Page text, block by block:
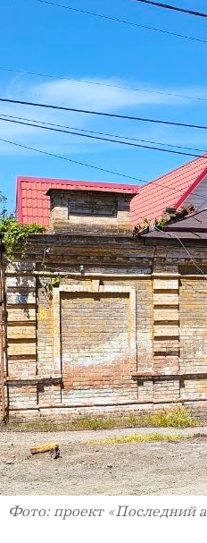
Фото: проект «Последний